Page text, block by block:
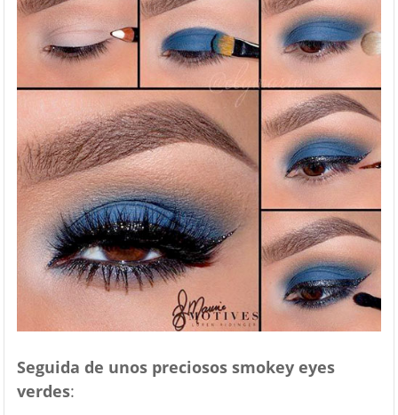
Seguida de unos preciosos smokey eyes
verdes: